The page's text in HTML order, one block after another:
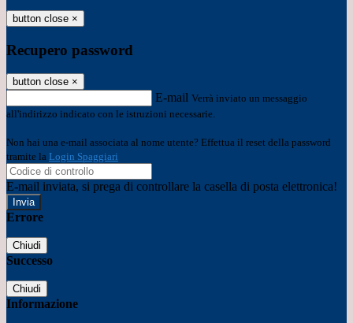
button close ×
Recupero password
button close ×
E-mail Verrà inviato un messaggio
all'indirizzo indicato con le istruzioni necessarie.
Non hai una e-mail associata al nome utente? Effettua il reset della password
tramite la Login Spaggiari
E-mail inviata, si prega di controllare la casella di posta elettronica!
Errore
Chiudi
Successo
Chiudi
Informazione